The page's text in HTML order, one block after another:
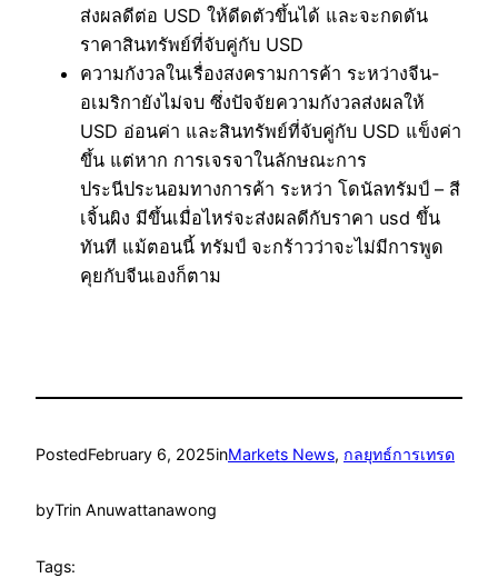
ส่งผลดีต่อ USD ให้ดีดตัวขึ้นได้ และจะกดดัน
ราคาสินทรัพย์ที่จับคู่กับ USD
ความกังวลในเรื่องสงครามการค้า ระหว่างจีน-
อเมริกายังไม่จบ ซึ่งปัจจัยความกังวลส่งผลให้
USD อ่อนค่า และสินทรัพย์ที่จับคู่กับ USD แข็งค่า
ขึ้น แต่หาก การเจรจาในลักษณะการ
ประนีประนอมทางการค้า ระหว่า โดนัลทรัมป์ – สี
เจิ้นผิง มีขึ้นเมื่อไหร่จะส่งผลดีกับราคา usd ขึ้น
ทันที แม้ตอนนี้ ทรัมป์ จะกร้าวว่าจะไม่มีการพูด
คุยกับจีนเองก็ตาม
PostedFebruary 6, 2025inMarkets News, กลยุทธ์การเทรด
byTrin Anuwattanawong
Tags: